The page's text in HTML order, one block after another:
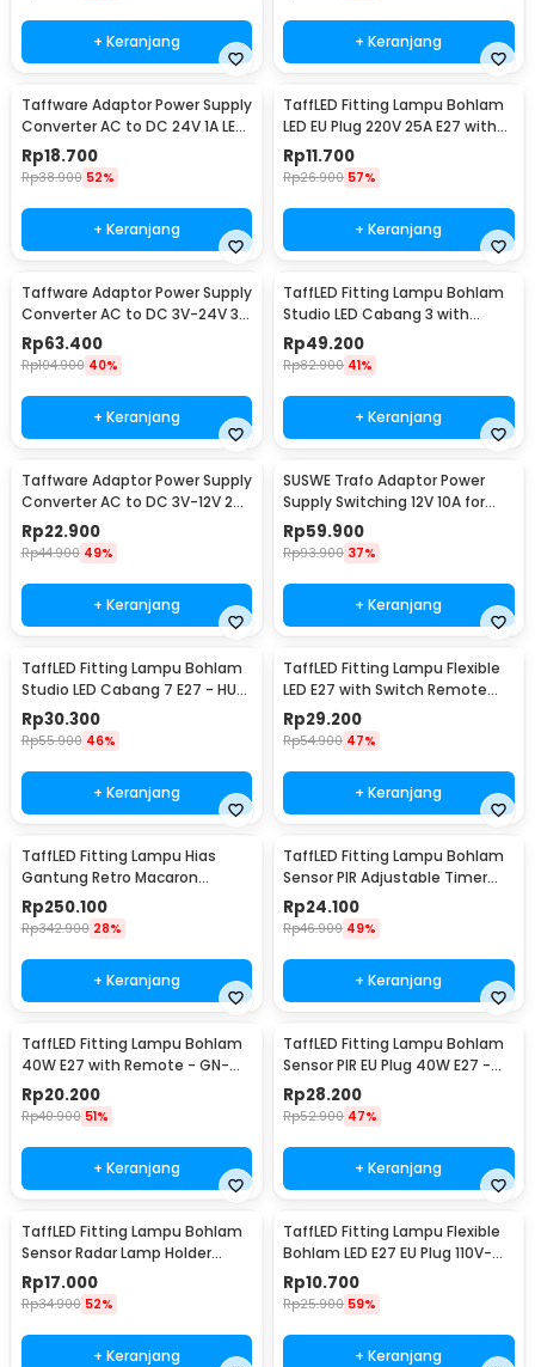
+ Keranjang + Keranjang
Taffware Adaptor Power Supply
Converter AC to DC 24V 1A LED
Strip - 2410
Rp18.700
Rp38.900 52%
+ Keranjang
TaffLED Fitting Lampu Bohlam
LED EU Plug 220V 25A E27 with
Switch - HF-666
Rp11.700
Rp26.900 57%
+ Keranjang
Taffware Adaptor Power Supply
Converter AC to DC 3V-24V 3A
Adjustable - BSK-602
Rp63.400
Rp104.900 40%
+ Keranjang
TaffLED Fitting Lampu Bohlam
Studio LED Cabang 3 with
Switch 220V E27 - HU-300
Rp49.200
Rp82.900 41%
+ Keranjang
Taffware Adaptor Power Supply
Converter AC to DC 3V-12V 2A
Adjustable - 31220
Rp22.900
Rp44.900 49%
+ Keranjang
SUSWE Trafo Adaptor Power
Supply Switching 12V 10A for
Modul LED CCTV - S-120-12
Rp59.900
Rp93.900 37%
+ Keranjang
TaffLED Fitting Lampu Bohlam
Studio LED Cabang 7 E27 - HU-
700
Rp30.300
Rp55.900 46%
+ Keranjang
TaffLED Fitting Lampu Flexible
LED E27 with Switch Remote
Control - HF-555
Rp29.200
Rp54.900 47%
+ Keranjang
TaffLED Fitting Lampu Hias
Gantung Retro Macaron
Hanging Lamp E27 - LPL139
Rp250.100
Rp342.900 28%
+ Keranjang
TaffLED Fitting Lampu Bohlam
Sensor PIR Adjustable Timer
40W E27 - SP-200
Rp24.100
Rp46.900 49%
+ Keranjang
TaffLED Fitting Lampu Bohlam
40W E27 with Remote - GN-
428
Rp20.200
Rp40.900 51%
+ Keranjang
TaffLED Fitting Lampu Bohlam
Sensor PIR EU Plug 40W E27 -
SP-400
Rp28.200
Rp52.900 47%
+ Keranjang
TaffLED Fitting Lampu Bohlam
Sensor Radar Lamp Holder
100W E27 - SP-100
Rp17.000
Rp34.900 52%
+ Keranjang
TaffLED Fitting Lampu Flexible
Bohlam LED E27 EU Plug 110V-
220V - HF-300
Rp10.700
Rp25.900 59%
+ Keranjang